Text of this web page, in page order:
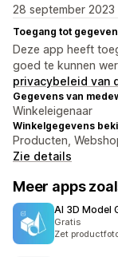
28 september 2023
Toegang tot
Deze app heeft
goed te kunnen
privacybeleid van
Gegevens van
Winkeleigenaar
Winkelgegevens
Producten,
Zie details
Meer apps
AI 3D Model
Gratis
Zet